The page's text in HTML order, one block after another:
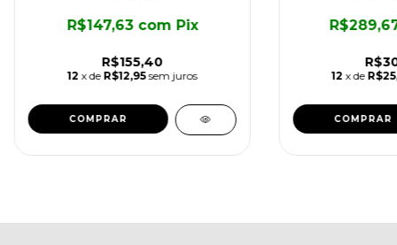
R$155,40
R$147,63 com Pix
12 x de R$12,95 sem juros 12 x de